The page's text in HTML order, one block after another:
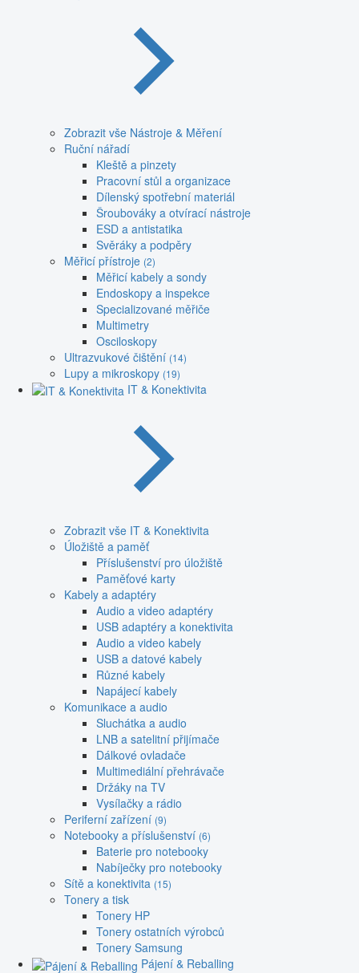
Zobrazit vše Nástroje & Měření
Ruční nářadí
Kleště a pinzety
Pracovní stůl a organizace
Dílenský spotřební materiál
Šroubováky a otvírací nástroje
ESD a antistatika
Svěráky a podpěry
Měřicí přístroje (2)
Měřicí kabely a sondy
Endoskopy a inspekce
Specializované měřiče
Multimetry
Osciloskopy
Ultrazvukové čištění (14)
Lupy a mikroskopy (19)
IT & Konektivita
Zobrazit vše IT & Konektivita
Úložiště a paměť
Příslušenství pro úložiště
Paměťové karty
Kabely a adaptéry
Audio a video adaptéry
USB adaptéry a konektivita
Audio a video kabely
USB a datové kabely
Různé kabely
Napájecí kabely
Komunikace a audio
Sluchátka a audio
LNB a satelitní přijímače
Dálkové ovladače
Multimediální přehrávače
Držáky na TV
Vysílačky a rádio
Periferní zařízení (9)
Notebooky a příslušenství (6)
Baterie pro notebooky
Nabíječky pro notebooky
Sítě a konektivita (15)
Tonery a tisk
Tonery HP
Tonery ostatních výrobců
Tonery Samsung
Pájení & Reballing